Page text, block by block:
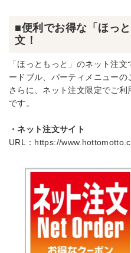
■便利でお得な「ほっ
文！
「ほっともっと」のネット注
ードブル、パーティメニューの
さらに、ネット注文限定でご
です。
・ネット注文サイト
URL： https://